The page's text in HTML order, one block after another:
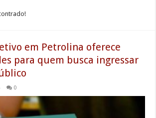
em Petrolina oferece
para quem busca ingressar
0